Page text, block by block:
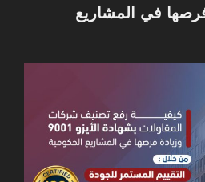
وزيادة فرصها في المشاريع